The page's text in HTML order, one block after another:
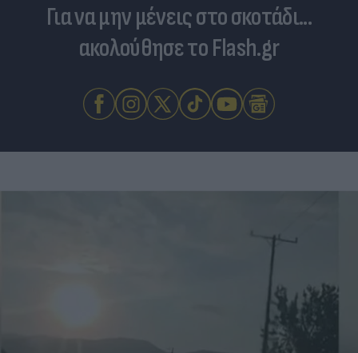
Για να μην μένεις στο σκοτάδι...
ακολούθησε το Flash.gr